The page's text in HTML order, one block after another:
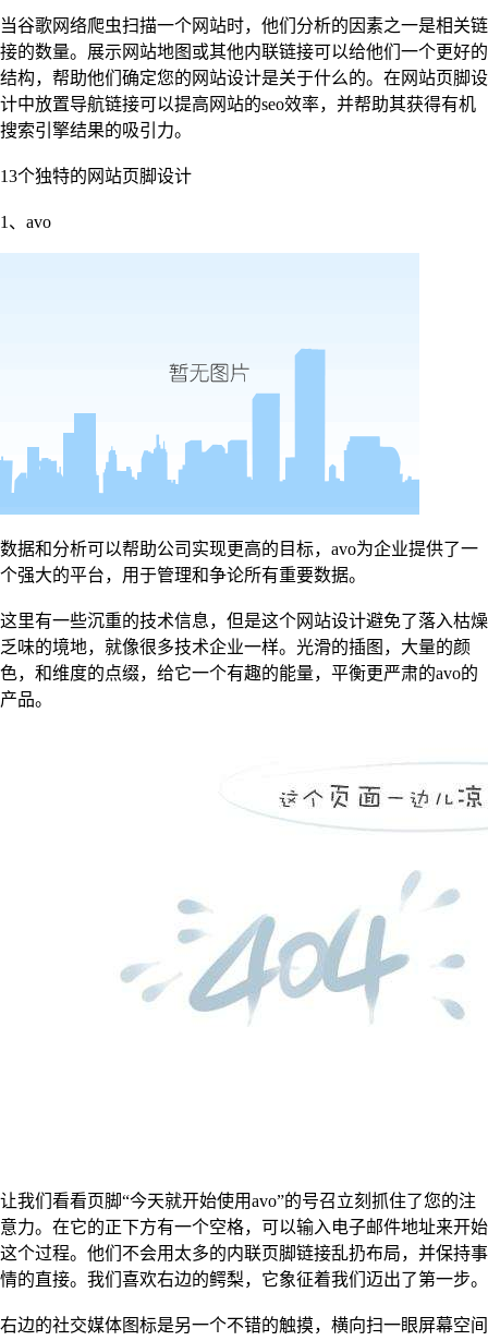
当谷歌网络爬虫扫描一个网站时，他们分析的因素之一是相关链
接的数量。展示网站地图或其他内联链接可以给他们一个更好的
结构，帮助他们确定您的网站设计是关于什么的。在网站页脚设
计中放置导航链接可以提高网站的seo效率，并帮助其获得有机
搜索引擎结果的吸引力。
13个独特的网站页脚设计
1、avo
数据和分析可以帮助公司实现更高的目标，avo为企业提供了一
个强大的平台，用于管理和争论所有重要数据。
这里有一些沉重的技术信息，但是这个网站设计避免了落入枯燥
乏味的境地，就像很多技术企业一样。光滑的插图，大量的颜
色，和维度的点缀，给它一个有趣的能量，平衡更严肃的avo的
产品。
让我们看看页脚“今天就开始使用avo”的号召立刻抓住了您的注
意力。在它的正下方有一个空格，可以输入电子邮件地址来开始
这个过程。他们不会用太多的内联页脚链接乱扔布局，并保持事
情的直接。我们喜欢右边的鳄梨，它象征着我们迈出了第一步。
右边的社交媒体图标是另一个不错的触摸，横向扫一眼屏幕空间